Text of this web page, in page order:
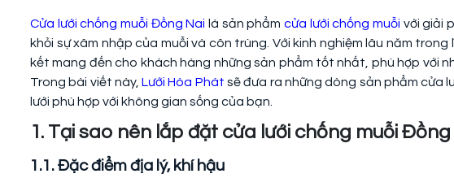
Cửa lưới chống muỗi Đồng Nai là sản phẩm cửa lưới chống muỗi với giải
khỏi sự xâm nhập của muỗi và côn trùng. Với kinh nghiệm lâu năm
kết mang đến cho khách hàng những sản phẩm tốt nhất, phù hợp với
Trong bài viết này,Lưới Hòa Phát sẽ đưa ra những dòng sản phẩm cửa
lưới phù hợp với không gian sống của bạn.
1. Tại sao nên lắp đặt cửa lưới chống muỗi
1.1. Đặc điểm địa lý, khí hậu